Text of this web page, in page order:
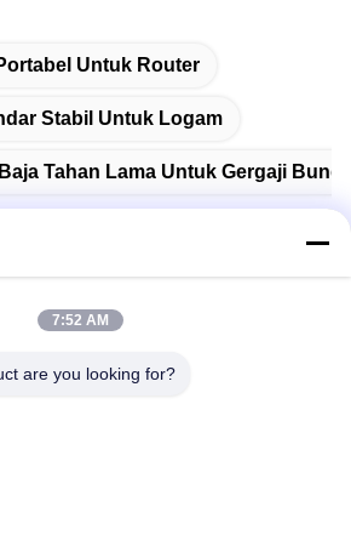
Untuk Router
Stabil Untuk Logam
Tahan Lama Untuk Gergaji
7:52 AM
are you looking for?